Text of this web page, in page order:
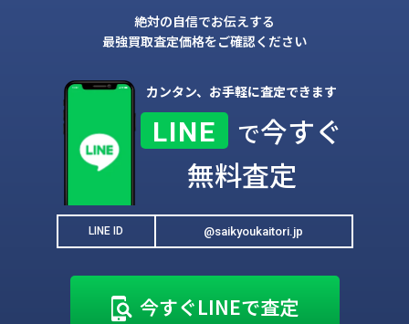
絶対の自信でお伝えする
最強買取査定価格をご確認ください
カンタン、お手軽に査定できます
LINE で今すぐ
無料査定
LINE ID @saikyoukaitori.jp
今すぐLINEで査定